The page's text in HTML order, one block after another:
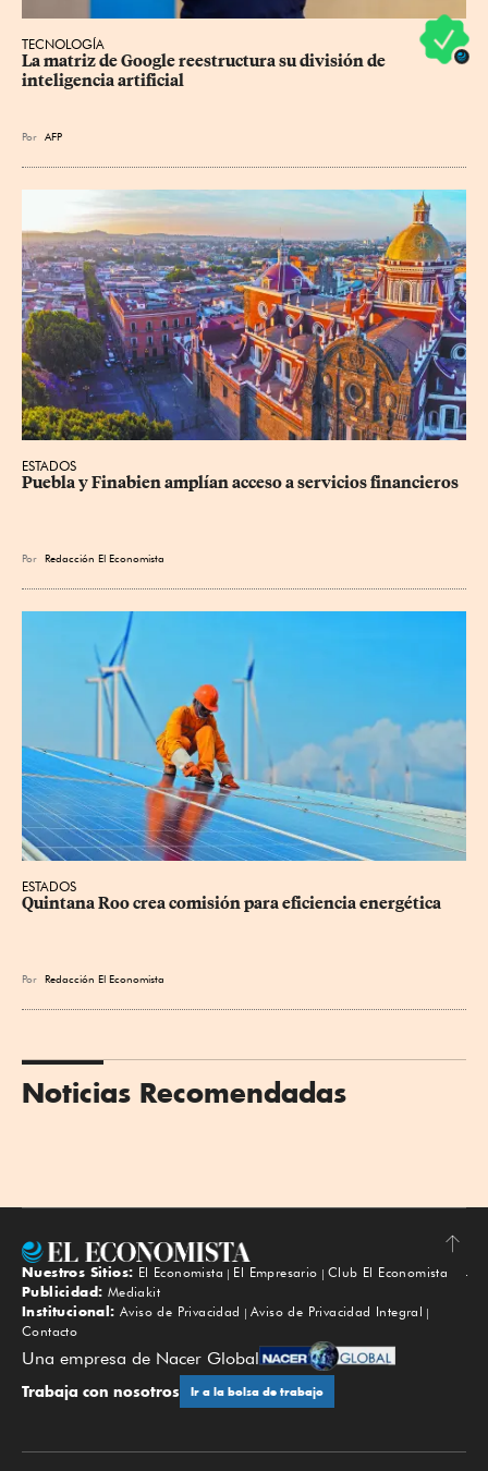
TECNOLOGÍA
La matriz de Google reestructura su división de
inteligencia artificial
Por AFP
ESTADOS
Puebla y Finabien amplían acceso a servicios financieros
Por Redacción El Economista
ESTADOS
Quintana Roo crea comisión para eficiencia energética
Por Redacción El Economista
Noticias Recomendadas
Subir
Nuestros Sitios: El Economista El Empresario
Club El Economista
Publicidad: Mediakit
Institucional: Aviso de Privacidad
Aviso de Privacidad Integral
Contacto
Una empresa de Nacer Global
Trabaja con nosotros Ir a la bolsa de trabajo